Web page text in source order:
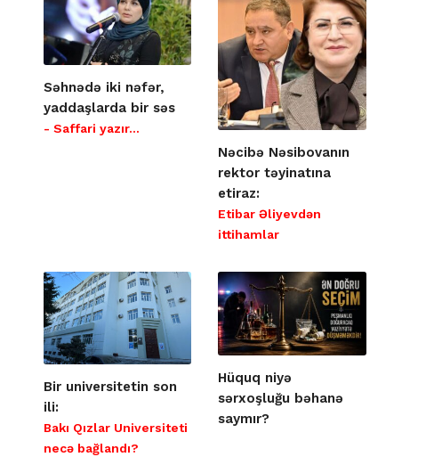
Səhnədə iki nəfər,
yaddaşlarda bir səs
- Saffari yazır…
Nəcibə Nəsibovanın
rektor təyinatına
etiraz:
Etibar Əliyevdən
ittihamlar
Bir universitetin son
ili:
Bakı Qızlar Universiteti
necə bağlandı?
Hüquq niyə
sərxoşluğu bəhanə
saymır?